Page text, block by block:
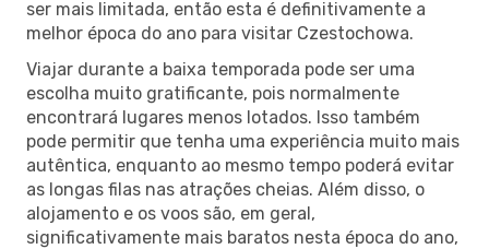
ser mais limitada, então esta é definitivamente a
melhor época do ano para visitar Czestochowa.
Viajar durante a baixa temporada pode ser uma
escolha muito gratificante, pois normalmente
encontrará lugares menos lotados. Isso também
pode permitir que tenha uma experiência muito mais
autêntica, enquanto ao mesmo tempo poderá evitar
as longas filas nas atrações cheias. Além disso, o
alojamento e os voos são, em geral,
significativamente mais baratos nesta época do ano,